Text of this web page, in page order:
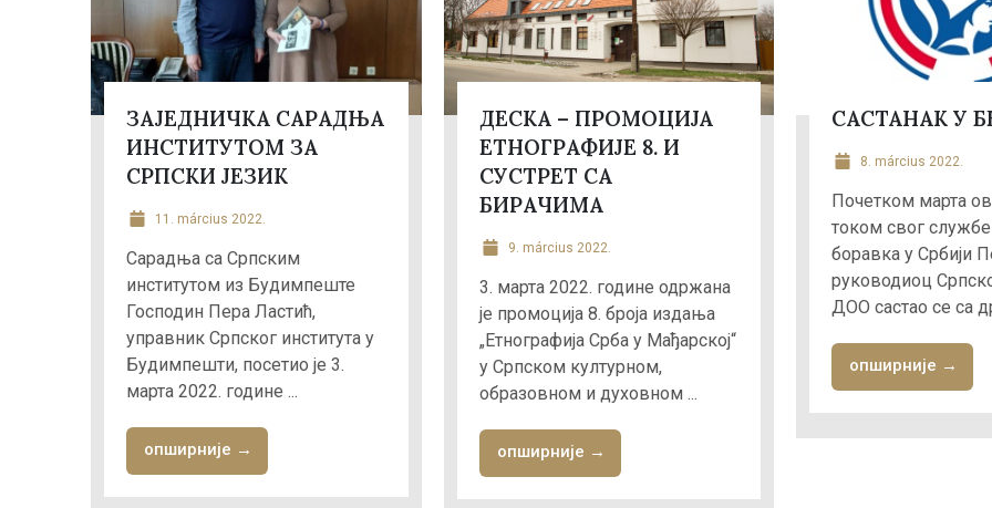
ЗАЈЕДНИЧКА САРАДЊА
ИНСТИТУТОМ ЗА
СРПСКИ ЈЕЗИК
11. március 2022.
Cарадња са Српским
институтом из Будимпеште
Господин Пера Ластић,
управник Српског института у
Будимпешти, посетио је 3.
марта 2022. године ...
опширније →
ДЕСКА – ПРОМОЦИЈА
ЕТНОГРАФИЈЕ 8. И
СУСТРЕТ СА
БИРАЧИМА
9. március 2022.
3. марта 2022. године одржана
је промоција 8. броја издања
„Етнографија Срба у Мађарској“
у Српском културном,
образовном и духовном ...
опширније →
САСТАНАК У
8. március 2022.
Почетком марта
током свог
боравка у Србији
руководиоц
ДОО састао се са
опширније →